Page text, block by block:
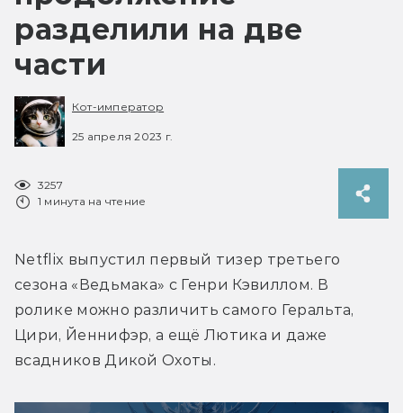
разделили на две
части
Кот-император
25 апреля 2023 г.
3257
1 минута на чтение
Netflix выпустил первый тизер третьего
сезона «Ведьмака» с Генри Кэвиллом. В
ролике можно различить самого Геральта,
Цири, Йеннифэр, а ещё Лютика и даже
всадников Дикой Охоты.